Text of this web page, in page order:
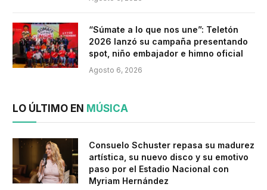
“Súmate a lo que nos une”: Teletón
2026 lanzó su campaña presentando
spot, niño embajador e himno oficial
Agosto 6, 2026
LO ÚLTIMO EN MÚSICA
Consuelo Schuster repasa su madurez
artística, su nuevo disco y su emotivo
paso por el Estadio Nacional con
Myriam Hernández